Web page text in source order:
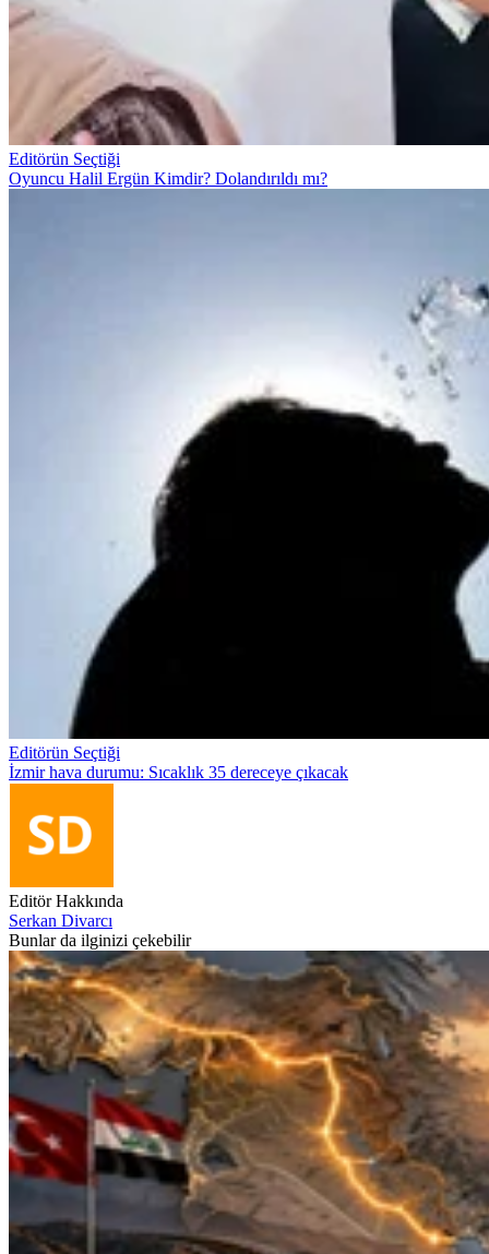
Editörün Seçtiği
Oyuncu Halil Ergün Kimdir? Dolandırıldı mı?
Editörün Seçtiği
İzmir hava durumu: Sıcaklık 35 dereceye çıkacak
Editör Hakkında
Serkan Divarcı
Bunlar da ilginizi çekebilir